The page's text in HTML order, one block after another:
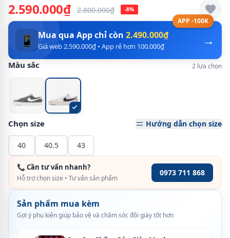
2.590.000₫ 2.800.000₫ -8%
APP -100K
→
📱 Mua qua App chỉ còn 2.490.000₫
Giá web 2.590.000₫ • App rẻ hơn 100.000₫
Màu sắc 2 lựa chọn
Chọn size Hướng dẫn chọn size
40 40.5 43
📞 Cần tư vấn nhanh?
Hỗ trợ chọn size • Tư vấn sản phẩm
0973 711 868
Sản phẩm mua kèm
Gợi ý phụ kiện giúp bảo vệ và chăm sóc đôi giày tốt hơn